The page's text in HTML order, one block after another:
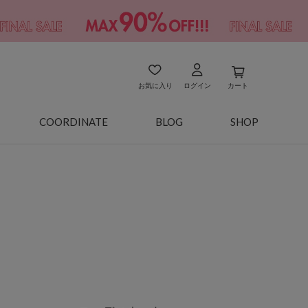
お気に入り ログイン カート
COORDINATE BLOG SHOP